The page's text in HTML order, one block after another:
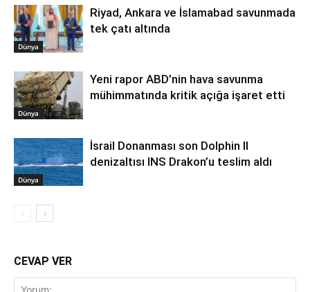
Dünya
Riyad, Ankara ve İslamabad savunmada
tek çatı altında
Dünya
Yeni rapor ABD’nin hava savunma
mühimmatında kritik açığa işaret etti
Dünya
İsrail Donanması son Dolphin II
denizaltısı INS Drakon’u teslim aldı
CEVAP VER